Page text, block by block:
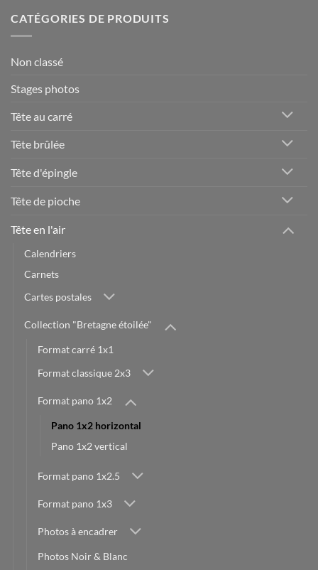
CATÉGORIES DE PRODUITS
Non classé
Stages photos
Tête au carré
Tête brûlée
Tête d'épingle
Tête de pioche
Tête en l'air
Calendriers
Carnets
Cartes postales
Collection "Bretagne étoilée"
Format carré 1x1
Format classique 2x3
Format pano 1x2
Pano 1x2 horizontal
Pano 1x2 vertical
Format pano 1x2.5
Format pano 1x3
Photos à encadrer
Photos Noir & Blanc